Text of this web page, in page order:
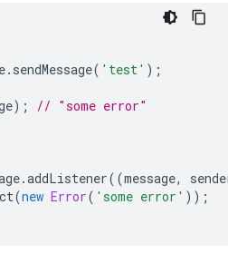
. sendMessage( 'test' );
);
// "some error"
.addListener((message,
(new Error( 'some error' ));